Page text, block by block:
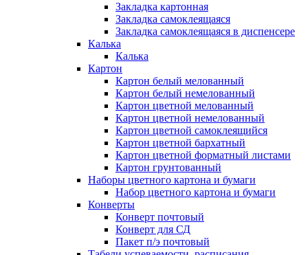
Закладка картонная
Закладка самоклеящаяся
Закладка самоклеящаяся в диспенсере
Калька
Калька
Картон
Картон белый мелованный
Картон белый немелованный
Картон цветной мелованный
Картон цветной немелованный
Картон цветной самоклеящийся
Картон цветной бархатный
Картон цветной форматный листами
Картон грунтованный
Наборы цветного картона и бумаги
Набор цветного картона и бумаги
Конверты
Конверт почтовый
Конверт для СД
Пакет п/э почтовый